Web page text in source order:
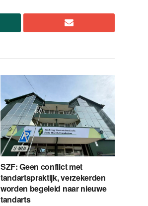
SZF: Geen conflict met
tandartspraktijk, verzekerden
worden begeleid naar nieuwe
tandarts